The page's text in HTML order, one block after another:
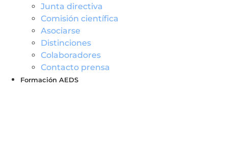
Junta directiva
Comisión científica
Asociarse
Distinciones
Colaboradores
Contacto prensa
Formación AEDS